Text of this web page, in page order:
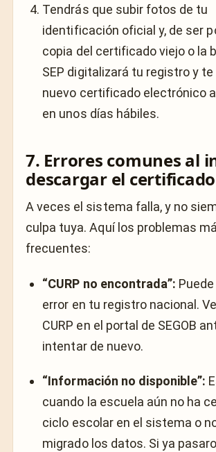
Tendrás que subir fotos de tu
identificación oficial y, de ser
copia del certificado viejo o la
SEP digitalizará tu registro y te
nuevo certificado electrónico
en unos días hábiles.
7. Errores comunes al
descargar el certificado
A veces el sistema falla, y no
culpa tuya. Aquí los problemas
frecuentes:
“CURP no encontrada”:
error en tu registro nacional.
CURP en el portal de SEGOB
intentar de nuevo.
“Información no disponible”:
cuando la escuela aún no ha
ciclo escolar en el sistema o
migrado los datos. Si ya